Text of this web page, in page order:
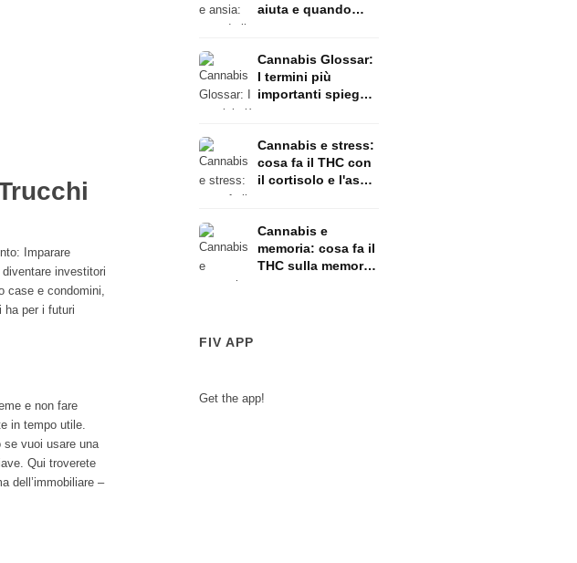
Imparare
investitori
case e condomini,
ha per i futuri
e non fare
in tempo utile.
se vuoi usare una
Qui troverete
dell’immobiliare –
aiuta e quando
Cannabis Glossar:
I termini più
importanti spiegati
Cannabis e stress:
cosa fa il THC con
il cortisolo e l'asse
Cannabis e
memoria: cosa fa il
THC sulla memoria
FIV APP
Get the app!